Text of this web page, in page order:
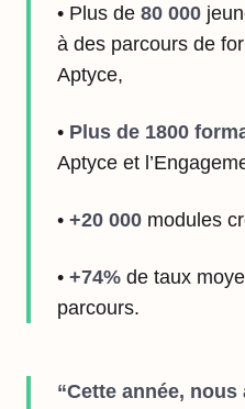
• Plus de 80 000
à des parcours de
Aptyce,
• Plus de 1800
Aptyce et
• +20 000 modules
• +74% de taux
parcours.
“Cette année,